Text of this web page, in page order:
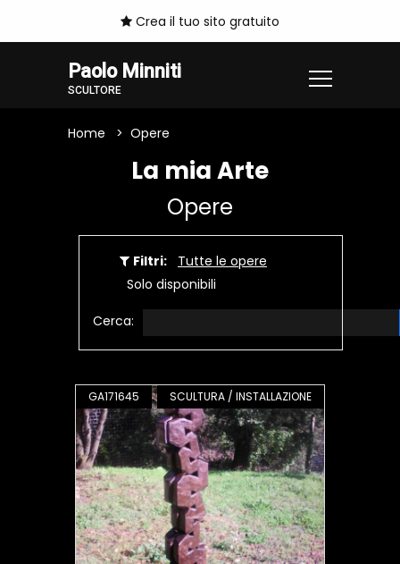
Crea il tuo sito gratuito
Paolo Minniti
SCULTORE
Home Opere
La mia Arte
Opere
Filtri:
Tutte le opere
Solo disponibili
Cerca:
GA171645 SCULTURA / INSTALLAZIONE